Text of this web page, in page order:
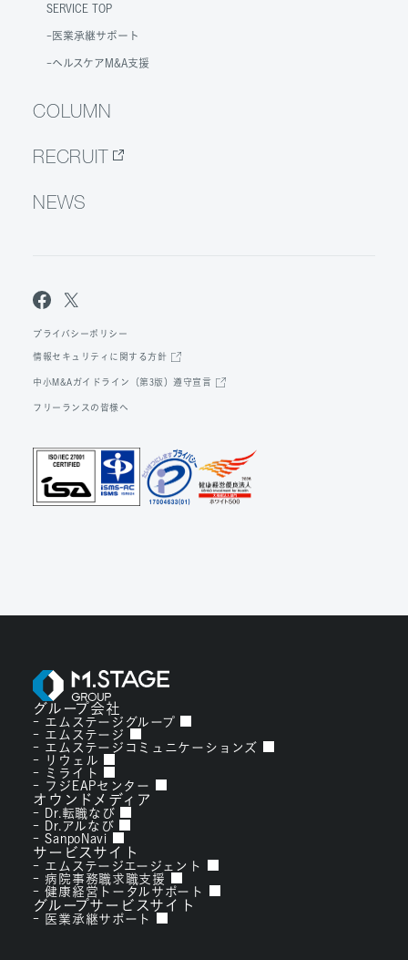
SERVICE TOP
医業承継サポート
ヘルスケアM&A支援
COLUMN
RECRUIT
NEWS
プライバシーポリシー
情報セキュリティに関する方針
中小M&Aガイドライン（第3版）遵守宣言
フリーランスの皆様へ
グループ会社
エムステージグループ
エムステージ
エムステージコミュニケーションズ
リウェル
ミライト
フジEAPセンター
オウンドメディア
Dr.転職なび
Dr.アルなび
SanpoNavi
サービスサイト
エムステージエージェント
病院事務職求職支援
健康経営トータルサポート
グループサービスサイト
医業承継サポート